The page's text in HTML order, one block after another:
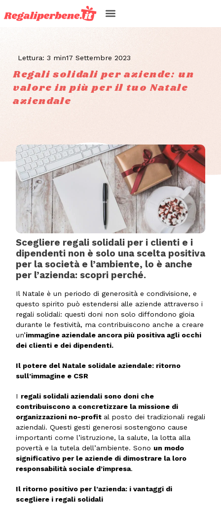
Lettura: 3 min17 Settembre 2023
Regali solidali per aziende: un
valore in più per il tuo Natale
aziendale
Scegliere regali solidali per i clienti e i
dipendenti non è solo una scelta positiva
per la società e l’ambiente, lo è anche
per l’azienda: scopri perché.
Il Natale è un periodo di generosità e condivisione, e
questo spirito può estendersi alle aziende attraverso i
regali solidali: questi doni non solo diffondono gioia
durante le festività, ma contribuiscono anche a creare
un’immagine aziendale ancora più positiva agli occhi
dei clienti e dei dipendenti.
Il potere del Natale solidale aziendale: ritorno
sull’immagine e CSR
I regali solidali aziendali sono doni che
contribuiscono a concretizzare la missione di
organizzazioni no-profit al posto dei tradizionali regali
aziendali. Questi gesti generosi sostengono cause
importanti come l’istruzione, la salute, la lotta alla
povertà e la tutela dell’ambiente. Sono un modo
significativo per le aziende di dimostrare la loro
responsabilità sociale d’impresa.
Il ritorno positivo per l’azienda: i vantaggi di
scegliere i regali solidali